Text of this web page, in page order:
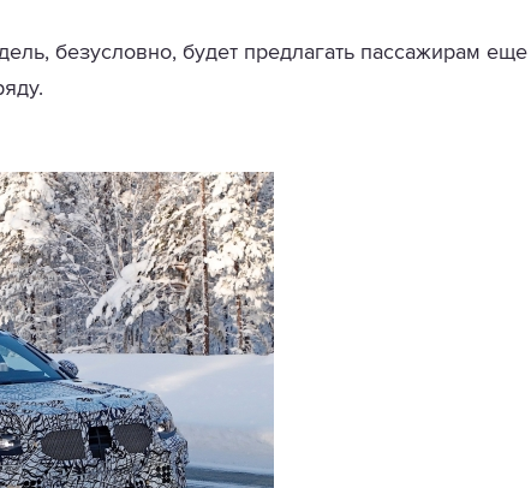
безусловно, будет предлагать пассажирам еще